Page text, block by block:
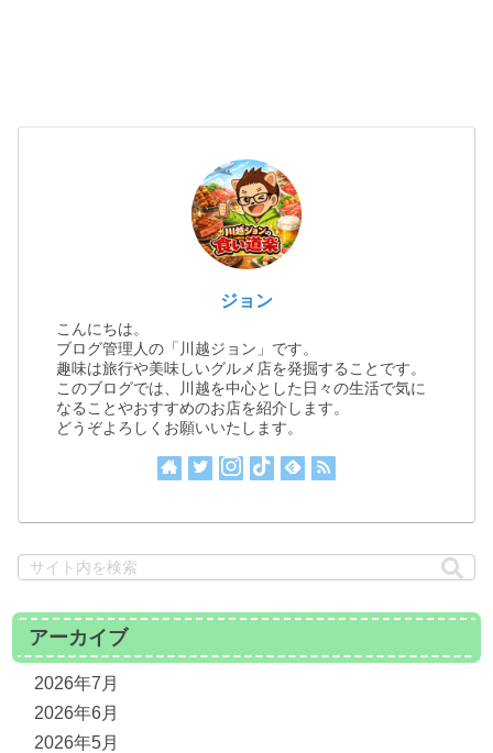
ジョン
こんにちは。
ブログ管理人の「川越ジョン」です。
趣味は旅行や美味しいグルメ店を発掘することです。
このブログでは、川越を中心とした日々の生活で気に
なることやおすすめのお店を紹介します。
どうぞよろしくお願いいたします。
アーカイブ
2026年7月
2026年6月
2026年5月